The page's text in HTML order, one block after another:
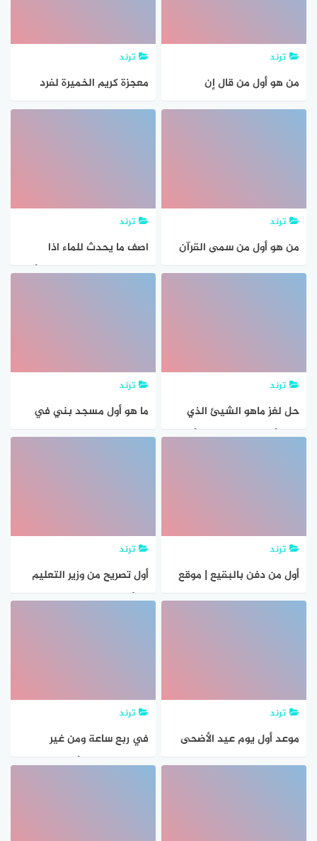
ترند
من هو أول من قال إن
للجسيمات المادية خصائص
ترند
معجزة كريم الخميرة لفرد
وتنعيم الشعر المجعد
ترند
من هو أول من سمى القرآن
بالمصحف
ترند
اصف ما يحدث للماء اذا
انسكب علي الارض علوم أول
ترند
حل لغز ماهو الشيئ الذي
يحيا أول الشهر ويموت أخره
ترند
ما هو أول مسجد بني في
عمان
ترند
أول من دفن بالبقيع | موقع
المعلومات
ترند
أول تصريح من وزير التعليم
بشأن موعد نتيجة امتحانات
ترند
موعد أول يوم عيد الأضحى
2021 في السعودية وموعد
ترند
في ربع ساعة ومن غير
شفرات وبدون الأم إزالة شعر